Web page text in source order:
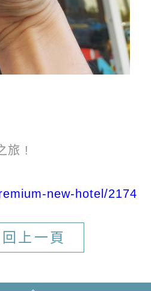
旅 !
new-hotel/2174
回上一頁